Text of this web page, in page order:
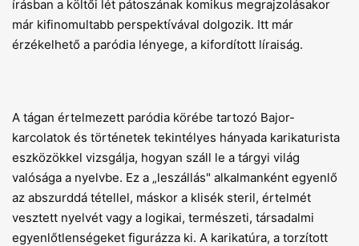
írásban a költői lét pátoszának komikus megrajzolásakor
már kifinomultabb perspektívával dolgozik. Itt már
érzékelhető a paródia lényege, a kifordított líraiság.
A tágan értelmezett paródia körébe tartozó Bajor-
karcolatok és történetek tekintélyes hányada karikaturista
eszközökkel vizsgálja, hogyan száll le a tárgyi világ
valósága a nyelvbe. Ez a „leszállás" alkalmanként egyenlő
az abszurddá tétellel, máskor a klisék steril, értelmét
vesztett nyelvét vagy a logikai, természeti, társadalmi
egyenlőtlenségeket figurázza ki. A karikatúra, a torzított